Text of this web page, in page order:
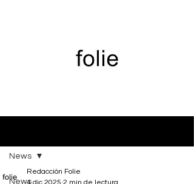
News
News
Redacción Folie